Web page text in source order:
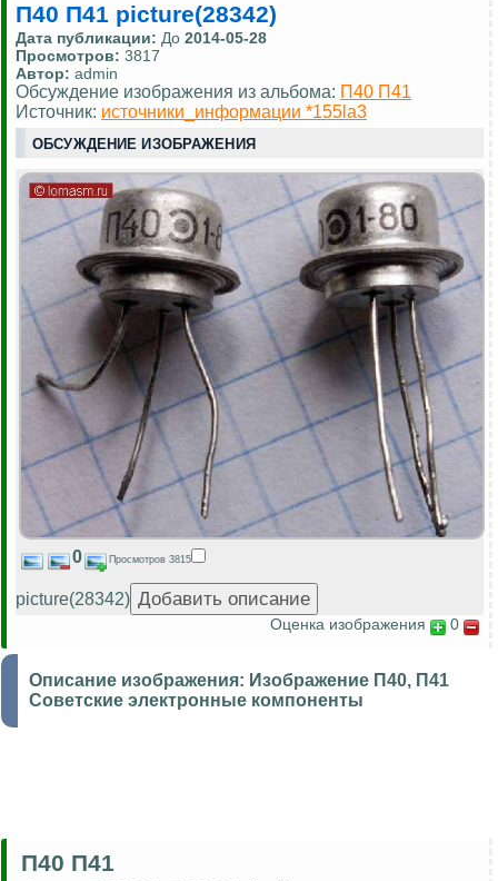
П40 П41 picture(28342)
Дата публикации: До 2014-05-28
Просмотров: 3817
Автор: admin
Обсуждение изображения из альбома: П40 П41
Источник: источники_информации *155la3
ОБСУЖДЕНИЕ ИЗОБРАЖЕНИЯ
0 Просмотров 3815
picture(28342)
Оценка изображения 0
Описание изображения: Изображение П40, П41
Советские электронные компоненты
П40 П41